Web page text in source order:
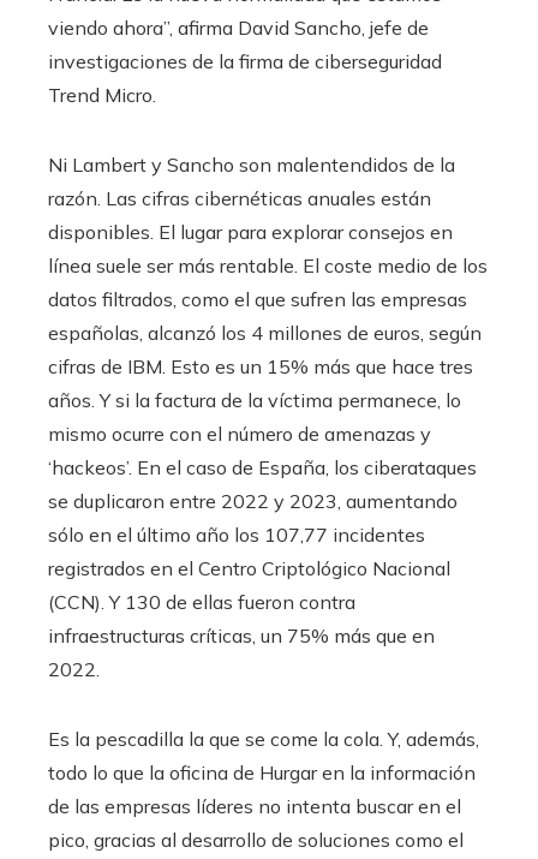
viendo ahora”, afirma David Sancho, jefe de
investigaciones de la firma de ciberseguridad
Trend Micro.
Ni Lambert y Sancho son malentendidos de la
razón. Las cifras cibernéticas anuales están
disponibles. El lugar para explorar consejos en
línea suele ser más rentable. El coste medio de los
datos filtrados, como el que sufren las empresas
españolas, alcanzó los 4 millones de euros, según
cifras de IBM. Esto es un 15% más que hace tres
años. Y si la factura de la víctima permanece, lo
mismo ocurre con el número de amenazas y
‘hackeos’. En el caso de España, los ciberataques
se duplicaron entre 2022 y 2023, aumentando
sólo en el último año los 107,77 incidentes
registrados en el Centro Criptológico Nacional
(CCN). Y 130 de ellas fueron contra
infraestructuras críticas, un 75% más que en
2022.
Es la pescadilla la que se come la cola. Y, además,
todo lo que la oficina de Hurgar en la información
de las empresas líderes no intenta buscar en el
pico, gracias al desarrollo de soluciones como el